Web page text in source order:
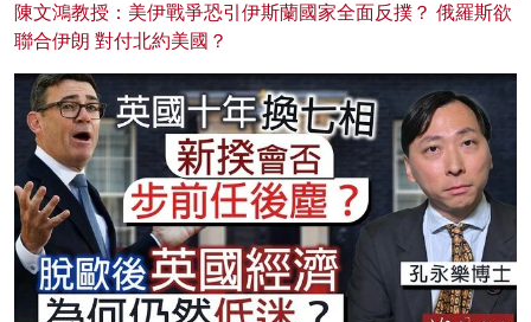
陳文鴻教授：美伊戰爭恐引伊斯蘭國家全面反撲？ 俄羅斯欲
聯合伊朗 對付北約美國？